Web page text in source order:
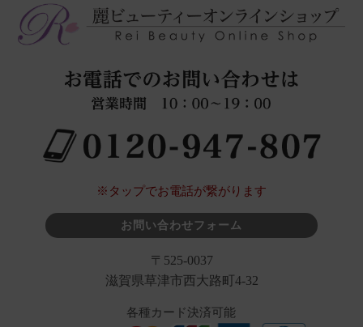
※タップでお電話が繋がります
お問い合わせフォーム
〒525-0037
滋賀県草津市西大路町4-32
各種カード決済可能